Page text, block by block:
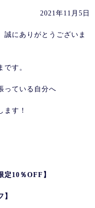
2021年11月5日
誠にありがとうございま
す。
っている自分へ
す！
10％OFF】